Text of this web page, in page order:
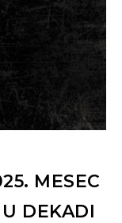
MESEC
DEKADI